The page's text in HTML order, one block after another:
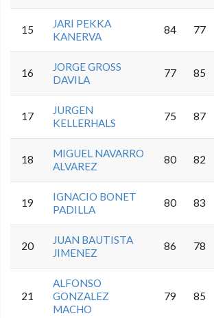
15
JARI PEKKA
KANERVA
84 77
16
JORGE GROSS
DAVILA
77 85
17
JURGEN
KELLERHALS
75 87
18
MIGUEL NAVARRO
ALVAREZ
80 82
19
IGNACIO BONET
PADILLA
80 83
20
JUAN BAUTISTA
JIMENEZ
86 78
21
ALFONSO
GONZALEZ
MACHO
79 85